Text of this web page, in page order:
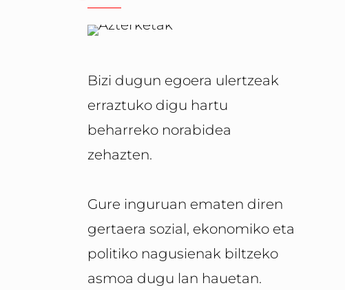
Bizi dugun egoera ulertzeak
erraztuko digu hartu
beharreko norabidea
zehazten.
Gure inguruan ematen diren
gertaera sozial, ekonomiko eta
politiko nagusienak biltzeko
asmoa dugu lan hauetan.